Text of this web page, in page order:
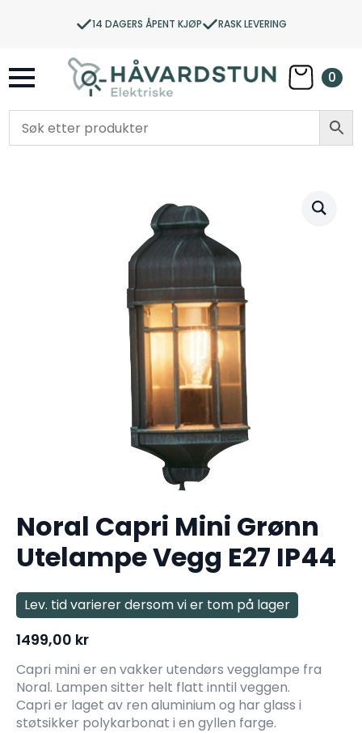
14 DAGERS ÅPENT KJØP RASK LEVERING
0
Noral Capri Mini Grønn
Utelampe Vegg E27 IP44
Lev. tid varierer dersom vi er tom på lager
1499,00 kr
Capri mini er en vakker utendørs vegglampe fra
Noral. Lampen sitter helt flatt inntil veggen.
Capri er laget av ren aluminium og har glass i
støtsikker polykarbonat i en gyllen farge.